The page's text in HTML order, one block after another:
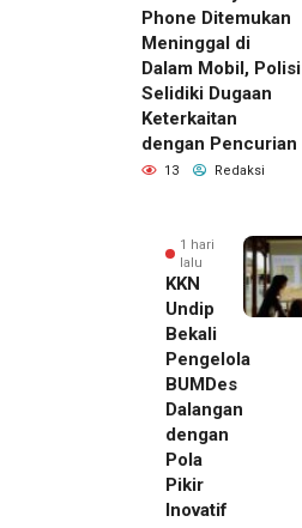
Phone Ditemukan
Meninggal di
Dalam Mobil, Polisi
Selidiki Dugaan
Keterkaitan
dengan Pencurian
13 Redaksi
1 hari
lalu
KKN
Undip
Bekali
Pengelola
BUMDes
Dalangan
dengan
Pola
Pikir
Inovatif